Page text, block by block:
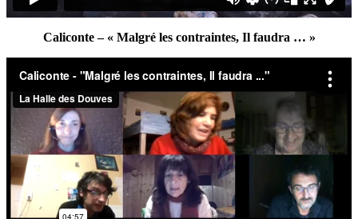
Caliconte – « Malgré les contraintes, Il faudra … »